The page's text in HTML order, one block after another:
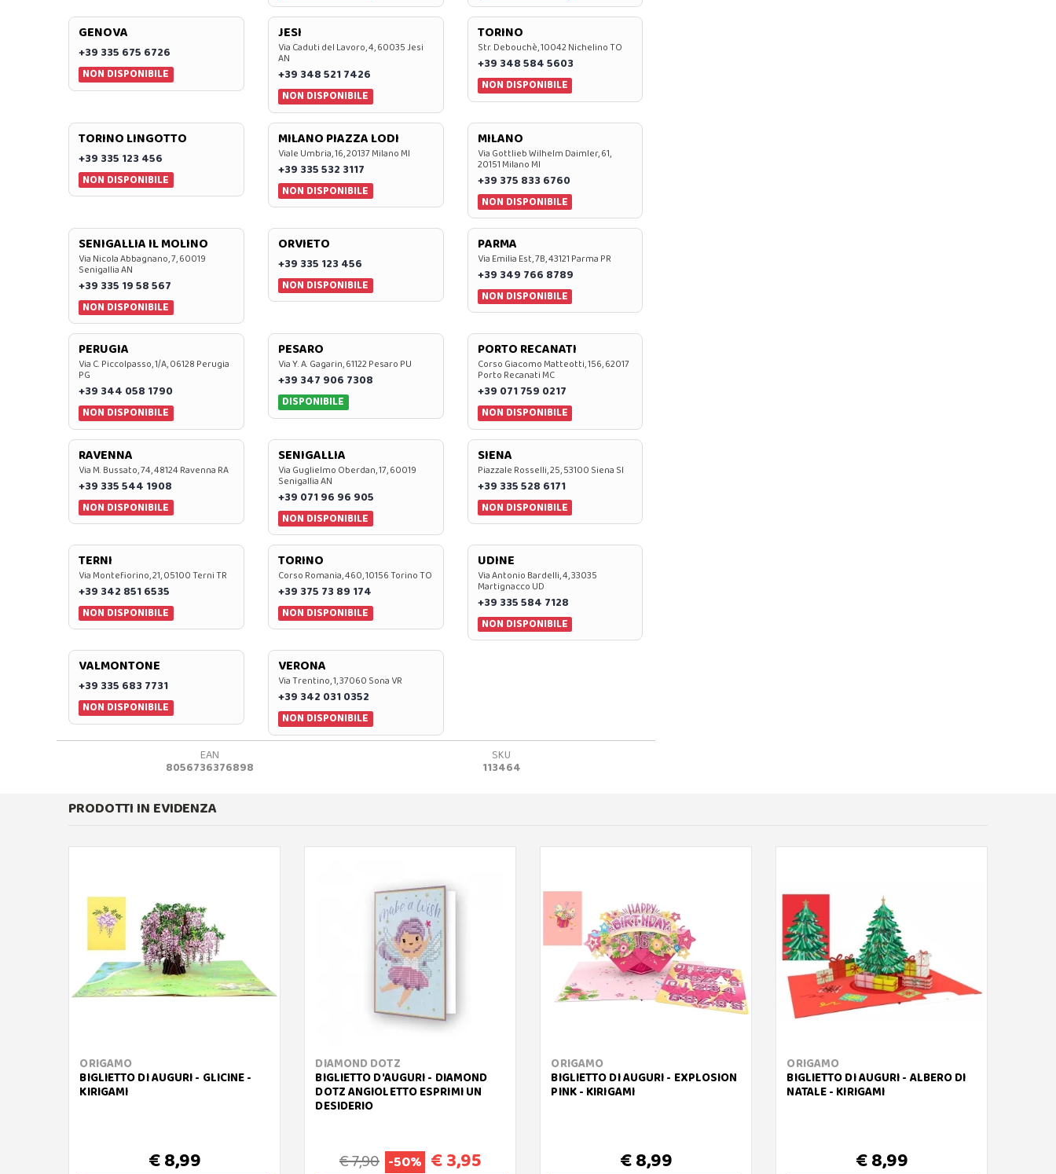
GENOVA
+39 335 675 6726
NON DISPONIBILE
JESI
Via Caduti del Lavoro, 4, 60035 Jesi
AN
+39 348 521 7426
NON DISPONIBILE
TORINO
Str. Debouchè, 10042 Nichelino TO
+39 348 584 5603
NON DISPONIBILE
TORINO LINGOTTO
+39 335 123 456
NON DISPONIBILE
MILANO PIAZZA LODI
Viale Umbria, 16, 20137 Milano MI
+39 335 532 3117
NON DISPONIBILE
MILANO
Via Gottlieb Wilhelm Daimler, 61,
20151 Milano MI
+39 375 833 6760
NON DISPONIBILE
SENIGALLIA IL MOLINO
Via Nicola Abbagnano, 7, 60019
Senigallia AN
+39 335 19 58 567
NON DISPONIBILE
ORVIETO
+39 335 123 456
NON DISPONIBILE
PARMA
Via Emilia Est, 7B, 43121 Parma PR
+39 349 766 8789
NON DISPONIBILE
PERUGIA
Via C. Piccolpasso, 1/A, 06128 Perugia
PG
+39 344 058 1790
NON DISPONIBILE
PESARO
Via Y. A. Gagarin, 61122 Pesaro PU
+39 347 906 7308
DISPONIBILE
PORTO RECANATI
Corso Giacomo Matteotti, 156, 62017
Porto Recanati MC
+39 071 759 0217
NON DISPONIBILE
RAVENNA
Via M. Bussato, 74, 48124 Ravenna RA
+39 335 544 1908
NON DISPONIBILE
SENIGALLIA
Via Guglielmo Oberdan, 17, 60019
Senigallia AN
+39 071 96 96 905
NON DISPONIBILE
SIENA
Piazzale Rosselli, 25, 53100 Siena SI
+39 335 528 6171
NON DISPONIBILE
TERNI
Via Montefiorino, 21, 05100 Terni TR
+39 342 851 6535
NON DISPONIBILE
TORINO
Corso Romania, 460, 10156 Torino TO
+39 375 73 89 174
NON DISPONIBILE
UDINE
Via Antonio Bardelli, 4, 33035
Martignacco UD
+39 335 584 7128
NON DISPONIBILE
VALMONTONE
+39 335 683 7731
NON DISPONIBILE
VERONA
Via Trentino, 1, 37060 Sona VR
+39 342 031 0352
NON DISPONIBILE
EAN
8056736376898
SKU
113464
PRODOTTI IN EVIDENZA
ORIGAMO
BIGLIETTO DI AUGURI - GLICINE -
KIRIGAMI
€ 8,99
DIAMOND DOTZ
BIGLIETTO D'AUGURI - DIAMOND
DOTZ ANGIOLETTO ESPRIMI UN
DESIDERIO
€ 7,90 -50% € 3,95
ORIGAMO
BIGLIETTO DI AUGURI - EXPLOSION
PINK - KIRIGAMI
€ 8,99
ORIGAMO
BIGLIETTO DI AUGURI - ALBERO DI
NATALE - KIRIGAMI
€ 8,99